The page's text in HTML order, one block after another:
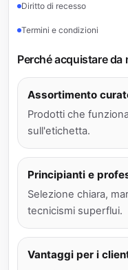
Diritto di recesso
Termini e condizioni
Perché acquistare da
Assortimento
Prodotti che
sull'etichetta.
Principianti e
Selezione chiara,
tecnicismi superflui.
Vantaggi per i